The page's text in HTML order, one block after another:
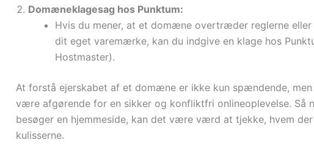
Domæneklagesag hos Punktum:
Hvis du mener, at et domæne overtræder reglerne
dit eget varemærke, kan du indgive en klage hos
Hostmaster).
At forstå ejerskabet af et domæne er ikke kun spændende,
være afgørende for en sikker og konfliktfri onlineoplevelse. Så
besøger en hjemmeside, kan det være værd at tjekke, hvem
kulisserne.